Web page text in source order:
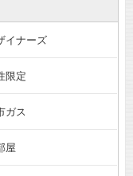
イナーズ
限定
ガス
屋